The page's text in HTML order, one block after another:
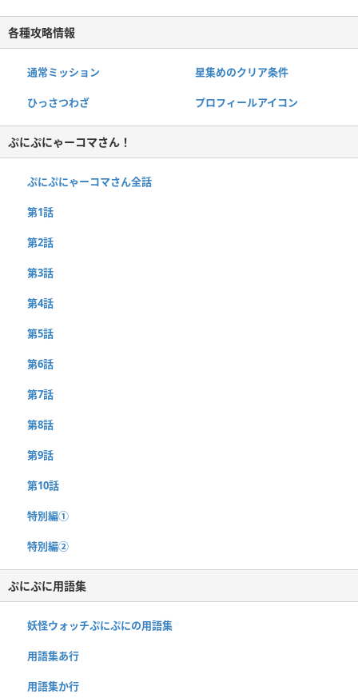
各種攻略情報
通常ミッション 星集めのクリア条件
ひっさつわざ プロフィールアイコン
ぷにぷにゃーコマさん！
ぷにぷにゃーコマさん全話
第1話
第2話
第3話
第4話
第5話
第6話
第7話
第8話
第9話
第10話
特別編①
特別編②
ぷにぷに用語集
妖怪ウォッチぷにぷにの用語集
用語集あ行
用語集か行